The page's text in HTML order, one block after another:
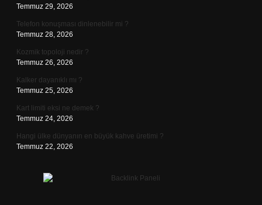
Temmuz 29, 2026
Telefon konuşması dinlenebilir mi ?
Temmuz 28, 2026
Kozmik topoloji nedir ?
Temmuz 26, 2026
Kalker dayanıklı mı ?
Temmuz 25, 2026
Kart limiti eksi ne demek ?
Temmuz 24, 2026
Hangi ülke dünyanın en büyük kahve üretimi ?
Temmuz 22, 2026